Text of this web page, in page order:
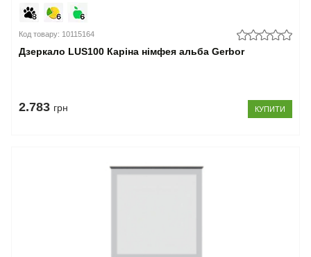
Код товару: 10115164
Дзеркало LUS100 Каріна німфея альба Gerbor
2.783 грн КУПИТИ